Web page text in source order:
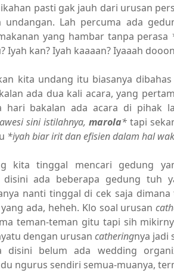
pasti gak jauh dari urusan
undangan. Lah percuma ada
yang hambar tanpa perasa
Iyah kan? Iyah kaaaan? Iyaaah
kita undang itu biasanya
ada dua kali acara, yang
hari bakalan ada acara di pihak
sini istilahnya, marola* tapi
*iyah biar irit dan efisien dalam hal
kita tinggal mencari gedung
ada beberapa gedung tuh
nanti tinggal di cek saja
yang ada, heheh. Klo soal urusan
teman-teman gitu tapi sih
dengan urusan catheringnya jadi
disini belum ada wedding
ngurus sendiri semua-muanya,